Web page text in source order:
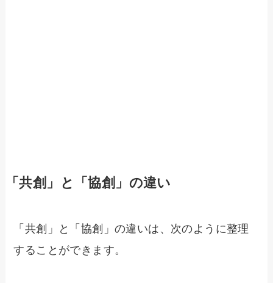
「共創」と「協創」の違い
「共創」と「協創」の違いは、次のように整理
することができます。